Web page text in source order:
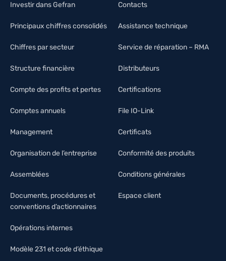
Investir dans Gefran
Principaux chiffres consolidés
Chiffres par secteur
Structure financière
Compte des profits et pertes
Comptes annuels
Management
Organisation de l’entreprise
Assemblées
Documents, procédures et
conventions d’actionnaires
Opérations internes
Modèle 231 et code d’éthique
Contacts
Assistance technique
Service de réparation – RMA
Distributeurs
Certifications
File IO-Link
Certificats
Conformité des produits
Conditions générales
Espace client